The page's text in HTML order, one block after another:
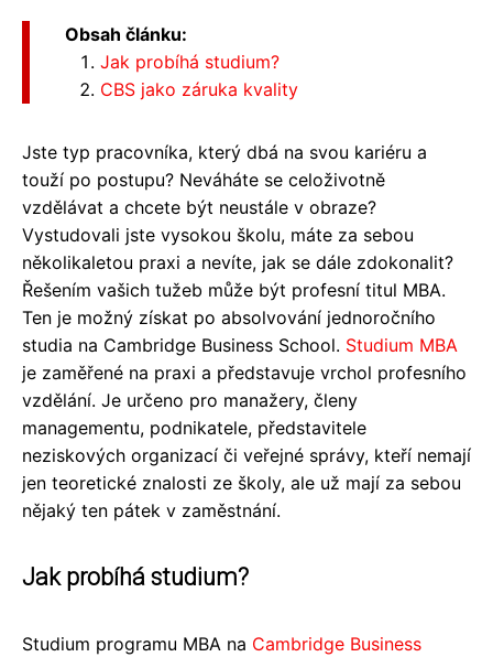
Obsah článku:
Jak probíhá studium?
CBS jako záruka kvality
Jste typ pracovníka, který dbá na svou kariéru a
touží po postupu? Neváháte se celoživotně
vzdělávat a chcete být neustále v obraze?
Vystudovali jste vysokou školu, máte za sebou
několikaletou praxi a nevíte, jak se dále zdokonalit?
Řešením vašich tužeb může být profesní titul MBA.
Ten je možný získat po absolvování jednoročního
studia na Cambridge Business School. Studium MBA
je zaměřené na praxi a představuje vrchol profesního
vzdělání. Je určeno pro manažery, členy
managementu, podnikatele, představitele
neziskových organizací či veřejné správy, kteří nemají
jen teoretické znalosti ze školy, ale už mají za sebou
nějaký ten pátek v zaměstnání.
Jak probíhá studium?
Studium programu MBA na Cambridge Business